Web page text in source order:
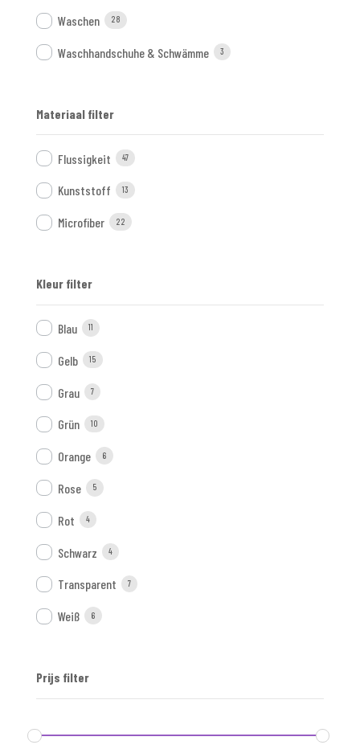
Waschen 28
Waschhandschuhe & Schwämme 3
Materiaal filter
Flussigkeit 47
Kunststoff 13
Microfiber 22
Kleur filter
Blau 11
Gelb 15
Grau 7
Grün 10
Orange 6
Rose 5
Rot 4
Schwarz 4
Transparent 7
Weiß 6
Prijs filter